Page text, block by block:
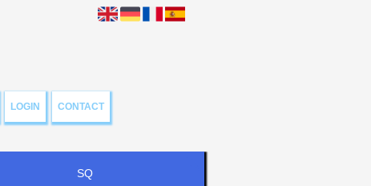
LOGIN CONTACT
SQ